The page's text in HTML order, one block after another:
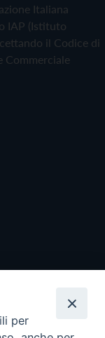
Italiana
IAP (Istituto
il Codice di
Commerciale
per